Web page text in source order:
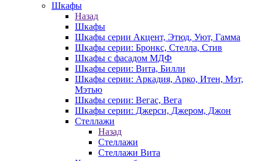
Шкафы
Назад
Шкафы
Шкафы серии Акцент, Этюд, Уют, Гамма
Шкафы серии: Бронкс, Стелла, Стив
Шкафы с фасадом МДФ
Шкафы серии: Вита, Билли
Шкафы серии: Аркадия, Арко, Итен, Мэт,
Мэтью
Шкафы серии: Вегас, Вега
Шкафы серии: Джерси, Джером, Джон
Стеллажи
Назад
Стеллажи
Стеллажи Вита